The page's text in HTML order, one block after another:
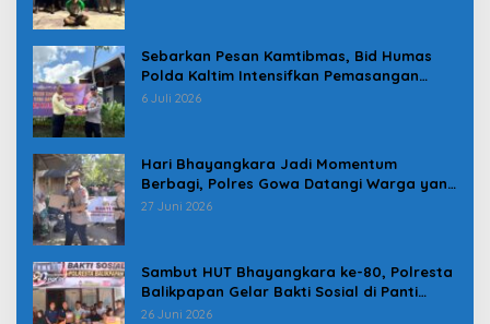
Sebarkan Pesan Kamtibmas, Bid Humas
Polda Kaltim Intensifkan Pemasangan
Spanduk serta Pembagian Stiker
6 Juli 2026
Hari Bhayangkara Jadi Momentum
Berbagi, Polres Gowa Datangi Warga yang
Membutuhkan
27 Juni 2026
Sambut HUT Bhayangkara ke-80, Polresta
Balikpapan Gelar Bakti Sosial di Panti
Asuhan Jabal Rahmah
26 Juni 2026